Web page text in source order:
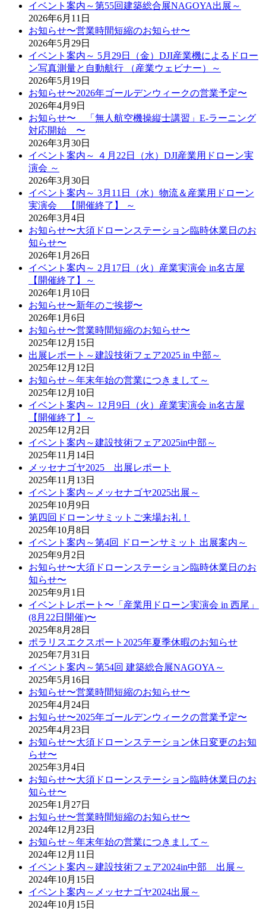
イベント案内～第55回建築総合展NAGOYA出展～
2026年6月11日
お知らせ〜営業時間短縮のお知らせ〜
2026年5月29日
イベント案内～ 5月29日（金）DJI産業機によるドロー
ン写真測量と自動航行 （産業ウェビナー）～
2026年5月19日
お知らせ〜2026年ゴールデンウィークの営業予定〜
2026年4月9日
お知らせ〜 「無人航空機操縦士講習」E-ラーニング
対応開始 〜
2026年3月30日
イベント案内～ ４月22日（水）DJI産業用ドローン実
演会 ～
2026年3月30日
イベント案内～ 3月11日（水）物流＆産業用ドローン
実演会 【開催終了】 ～
2026年3月4日
お知らせ〜大須ドローンステーション臨時休業日のお
知らせ〜
2026年1月26日
イベント案内～ 2月17日（火）産業実演会 in名古屋
【開催終了】～
2026年1月10日
お知らせ〜新年のご挨拶〜
2026年1月6日
お知らせ〜営業時間短縮のお知らせ〜
2025年12月15日
出展レポート～建設技術フェア2025 in 中部～
2025年12月12日
お知らせ～年末年始の営業につきまして～
2025年12月10日
イベント案内～ 12月9日（火）産業実演会 in名古屋
【開催終了】～
2025年12月2日
イベント案内～建設技術フェア2025in中部～
2025年11月14日
メッセナゴヤ2025 出展レポート
2025年11月13日
イベント案内～メッセナゴヤ2025出展～
2025年10月9日
第四回ドローンサミットご来場お礼！
2025年10月8日
イベント案内～第4回 ドローンサミット 出展案内～
2025年9月2日
お知らせ〜大須ドローンステーション臨時休業日のお
知らせ〜
2025年9月1日
イベントレポート〜「産業用ドローン実演会 in 西尾」
(8月22日開催)〜
2025年8月28日
ポラリスエクスポート2025年夏季休暇のお知らせ
2025年7月31日
イベント案内～第54回 建築総合展NAGOYA～
2025年5月16日
お知らせ〜営業時間短縮のお知らせ〜
2025年4月24日
お知らせ〜2025年ゴールデンウィークの営業予定〜
2025年4月23日
お知らせ〜大須ドローンステーション休日変更のお知
らせ〜
2025年3月4日
お知らせ〜大須ドローンステーション臨時休業日のお
知らせ〜
2025年1月27日
お知らせ〜営業時間短縮のお知らせ〜
2024年12月23日
お知らせ～年末年始の営業につきまして～
2024年12月11日
イベント案内～建設技術フェア2024in中部 出展～
2024年10月15日
イベント案内～メッセナゴヤ2024出展～
2024年10月15日